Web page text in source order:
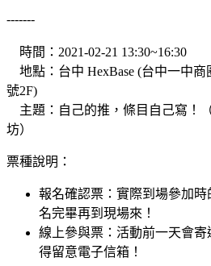
-------
時間：2021-02-21 13:30~16:30
地點：台中 HexBase (台中一中商
號2F)
主題：自己的推，條目自己寫！
坊）
票種說明：
報名確認票：實際到場參加
名完畢再到現場來！
線上參與票：活動前一天會寄
得留意電子信箱！